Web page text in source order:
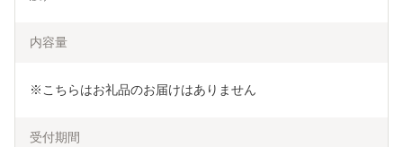
内容量
※こちらはお礼品のお届けはありません
受付期間